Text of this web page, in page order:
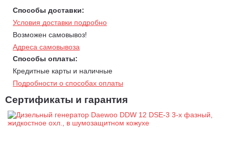
Также в дизельных генераторах данной серии использована
система двойной защиты обмоток альтернатора от
сверхвысокого тока.
Панель управления генератора - полностью обновленный
информационным, а в первую очередь выполняет функцию
надежной защиты генератора от перегрузок, и защищает
неприятностей как, прыжки напряжения, тока, частоты даже
Способы доставки:
Условия доставки подробно
Возможен самовывоз!
Адреса самовывоза
Способы оплаты:
Кредитные карты и наличные
Подробности о способах оплаты
Сертификаты и гарантия